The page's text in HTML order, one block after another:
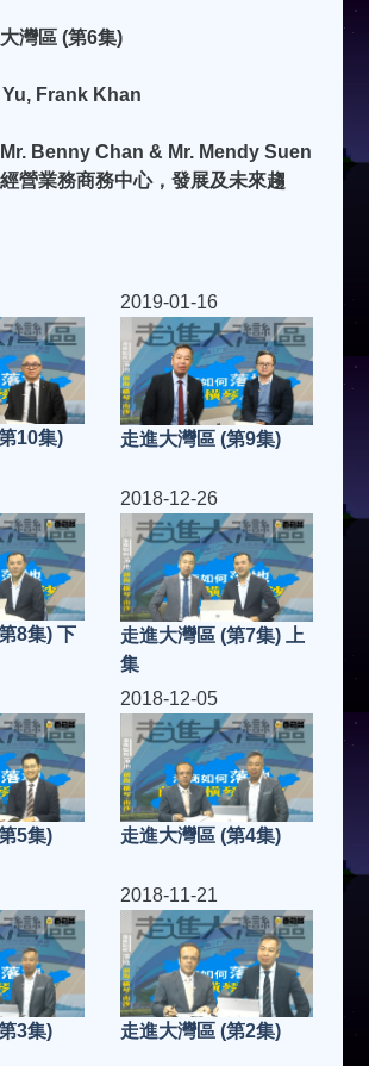
灣區 (第6集)
Frank Khan
Benny Chan & Mr. Mendy Suen
營業務商務中心，發展及未來趨
10集)
2019-01-16
走進大灣區 (第9集)
8集) 下
2018-12-26
走進大灣區 (第7集) 上
集
5集)
2018-12-05
走進大灣區 (第4集)
3集)
2018-11-21
走進大灣區 (第2集)